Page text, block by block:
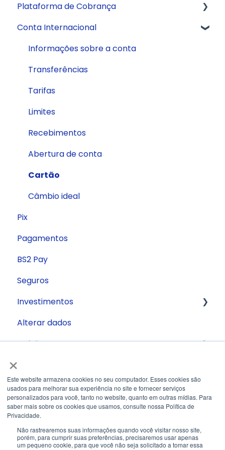
×
Este website armazena cookies no seu computador. Esses cookies são
usados ​​para melhorar sua experiência no site e fornecer serviços
personalizados para você, tanto no website, quanto em outras mídias. Para
saber mais sobre os cookies que usamos, consulte nossa Política de
Privacidade.
Não rastrearemos suas informações quando você visitar nosso site,
porém, para cumprir suas preferências, precisaremos usar apenas
um pequeno cookie, para que você não seja solicitado a tomar essa
Informações sobre a conta
Pagamentos
Extrato
Internet Banking
Cartão de Débito
Cartão Digital
Cartão de Crédito
Cartão Internacional
Plataforma de Cobrança
Boletos
CNAB 400
Conta Internacional
Informações sobre a conta
Transferências
Tarifas
Limites
Recebimentos
Abertura de conta
Cartão
Câmbio ideal
Pix
Pagamentos
BS2 Pay
Seguros
Investimentos
Conta Remunerada
Alterar dados
Crédito
Antecipação de Cartão
FGI
Trade Finance